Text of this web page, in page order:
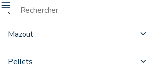
Mazout
Pellets